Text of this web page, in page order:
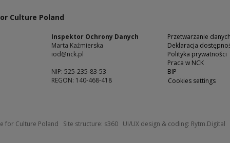
Culture Poland
Inspektor Ochrony Danych
Marta Kaźmierska
iod@nck.pl
NIP: 525-235-83-53
REGON: 140-468-418
Przetwarzanie
Deklaracja
Polityka prywatności
Praca w NCK
BIP
Cookies settings
for Culture Poland Site structure: s360Note, the link will open in a new window
UI/UX design & coding: Rytm.Digital